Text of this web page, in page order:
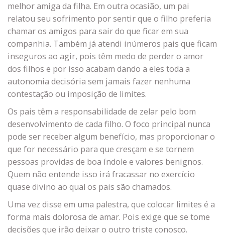
melhor amiga da filha. Em outra ocasião, um pai
relatou seu sofrimento por sentir que o filho preferia
chamar os amigos para sair do que ficar em sua
companhia. Também já atendi inúmeros pais que ficam
inseguros ao agir, pois têm medo de perder o amor
dos filhos e por isso acabam dando a eles toda a
autonomia decisória sem jamais fazer nenhuma
contestação ou imposição de limites.
Os pais têm a responsabilidade de zelar pelo bom
desenvolvimento de cada filho. O foco principal nunca
pode ser receber algum benefício, mas proporcionar o
que for necessário para que cresçam e se tornem
pessoas providas de boa índole e valores benignos.
Quem não entende isso irá fracassar no exercício
quase divino ao qual os pais são chamados.
Uma vez disse em uma palestra, que colocar limites é a
forma mais dolorosa de amar. Pois exige que se tome
decisões que irão deixar o outro triste conosco.